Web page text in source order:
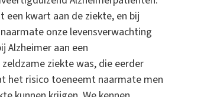
een kwart aan de ziekte, en bij
onze levensverwachting
Alzheimer aan een
ziekte was, die eerder
het risico toeneemt naarmate men